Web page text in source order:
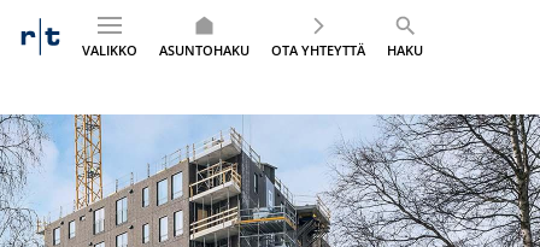
sisältöön
VALIKKO ASUNTOHAKU OTA YHTEYTTÄ HAKU